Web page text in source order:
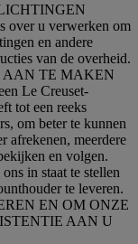
over u verwerken om
en andere
van de overheid.
AAN TE MAKEN
Le Creuset-
tot een reeks
om beter te kunnen
afrekenen, meerdere
en volgen.
in staat te stellen
te leveren.
EN OM ONZE
AAN U